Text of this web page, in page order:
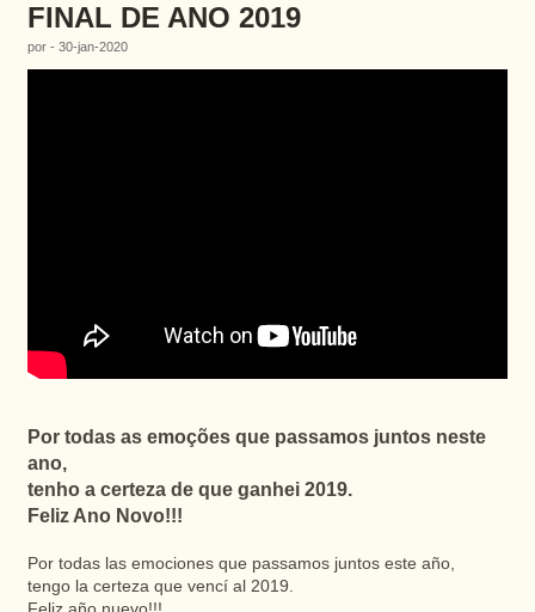
FINAL DE ANO 2019
por - 30-jan-2020
Por todas as emoções que passamos juntos neste
ano,
tenho a certeza de que ganhei 2019.
Feliz Ano Novo!!!
Por todas las emociones que passamos juntos este año,
tengo la certeza que vencí al 2019.